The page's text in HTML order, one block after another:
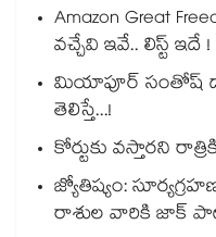
Amazon Great
వచ్చేవి ఇవే.. లిస్ట్ ఇదే !
మియాపూర్ సంతోష్
తెలిస్తే...!
కోర్టుకు వస్తారని
జ్యోతిష్యం:
రాశుల వారికి జాక్